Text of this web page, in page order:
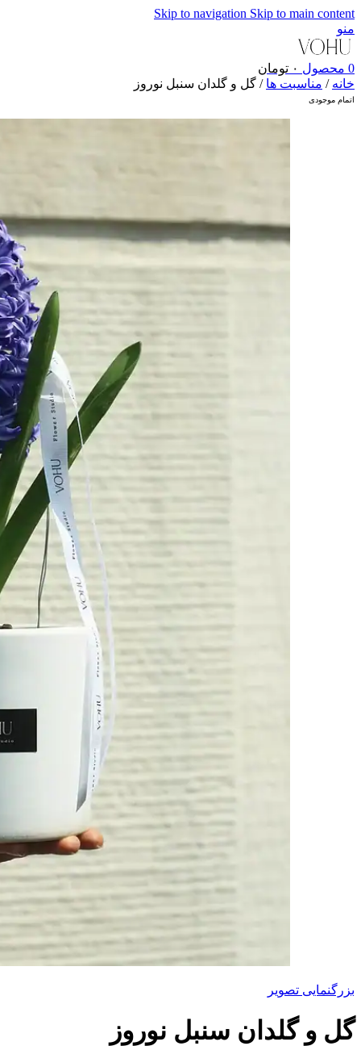
Skip to navigation Skip to main content
منو
0 محصول ۰ تومان
خانه / مناسبت ها / گل و گلدان سنبل نوروز
اتمام موجودی
بزرگنمایی تصویر
گل و گلدان سنبل نوروز